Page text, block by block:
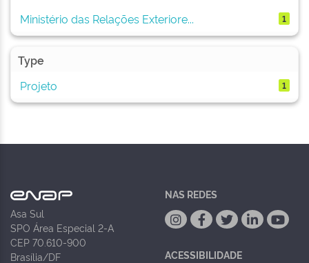
Ministério das Relações Exteriore... 1
Type
Projeto
1
Asa Sul
SPO Área Especial 2-A
CEP 70.610-900
Brasília/DF
NAS REDES
ACESSIBILIDADE